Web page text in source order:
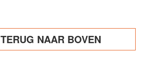
TERUG NAAR BOVEN